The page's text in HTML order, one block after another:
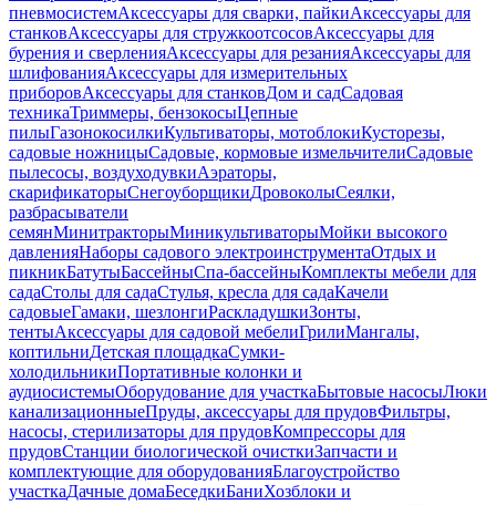
пневмосистемАксессуары для сварки, пайкиАксессуары для
станковАксессуары для стружкоотсосовАксессуары для
бурения и сверленияАксессуары для резанияАксессуары для
шлифованияАксессуары для измерительных
приборовАксессуары для станковДом и садСадовая
техникаТриммеры, бензокосыЦепные
пилыГазонокосилкиКультиваторы, мотоблокиКусторезы,
садовые ножницыСадовые, кормовые измельчителиСадовые
пылесосы, воздуходувкиАэраторы,
скарификаторыСнегоуборщикиДровоколыСеялки,
разбрасыватели
семянМинитракторыМиникультиваторыМойки высокого
давленияНаборы садового электроинструментаОтдых и
пикникБатутыБассейныСпа-бассейныКомплекты мебели для
садаСтолы для садаСтулья, кресла для садаКачели
садовыеГамаки, шезлонгиРаскладушкиЗонты,
тентыАксессуары для садовой мебелиГрилиМангалы,
коптильниДетская площадкаСумки-
холодильникиПортативные колонки и
аудиосистемыОборудование для участкаБытовые насосыЛюки
канализационныеПруды, аксессуары для прудовФильтры,
насосы, стерилизаторы для прудовКомпрессоры для
прудовСтанции биологической очисткиЗапчасти и
комплектующие для оборудованияБлагоустройство
участкаДачные домаБеседкиБаниХозблоки и